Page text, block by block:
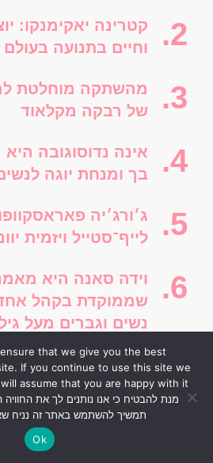
קטרינה יאקימנקו:
וחיים בתנועה בעולם
מהשתקה מוחלטת
של רבקה מקלאוד
אינה נדוסוגובה
בך ומנחת יוגה
ג׳ורג׳יה
לייף־סטייל ויזמית
וידה סאנה היא
שממוקדת בקהל
נשים וגברים מעל גיל
קטגוריות
that we give you the best
If you continue to use this site we
מנת להבטיח כי אנו נותנים לך את
תמשיך להשתמש באתר זה נניח
Ok